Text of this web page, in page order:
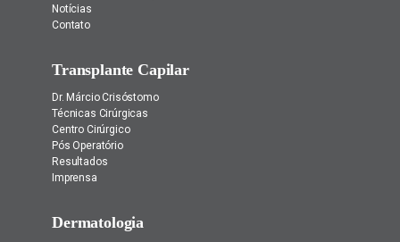
Notícias
Contato
Transplante Capilar
Dr. Márcio Crisóstomo
Técnicas Cirúrgicas
Centro Cirúrgico
Pós Operatório
Resultados
Imprensa
Dermatologia